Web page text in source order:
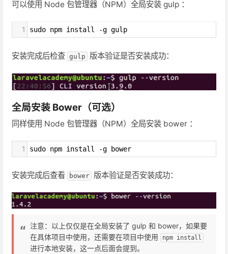
可以使用 Node 包管理器（NPM）全局安装 gulp ：
1 sudo npm install -g gulp
安装完成后检查 gulp 版本验证是否安装成功：
全局安装 Bower（可选）
同样使用 Node 包管理器（NPM）全局安装 bower ：
1 sudo npm install -g bower
安装完成后查看 bower 版本验证是否安装成功：
注意：以上仅仅是在全局安装了 gulp 和 bower，如果要
在具体项目中使用，还需要在项目中使用
npm install
进行本地安装，这一点后面会提到。